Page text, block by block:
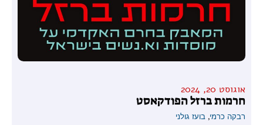
אוגוסט 20, 2024
חרמות ברזל הפודקאסט
רבקה כרמי, בועז גולני